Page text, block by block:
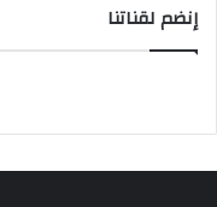
إنضم لقناتنا